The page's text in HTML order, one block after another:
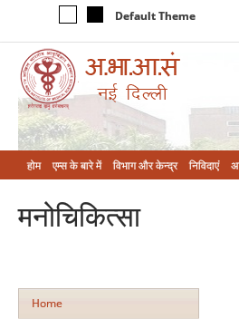
Default Theme
होम एम्‍स के बारे में विभाग और केन्‍द्र निविदाएं
मनोचिकित्‍सा
Home